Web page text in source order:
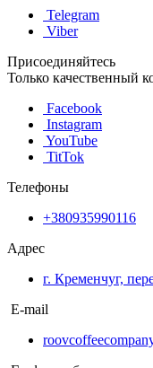
Telegram
Viber
Присоединяйтесь
Только качественный
Facebook
Instagram
YouTube
TitTok
Телефоны
+380935990116
Адрес
г. Кременчуг,
E-mail